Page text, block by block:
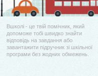
Вшколі - це твій помічник, який
допоможе тобі швидко знайти
відповідь на завдання або
завантажити підручник зі шкільної
програми без жодних обмежень.